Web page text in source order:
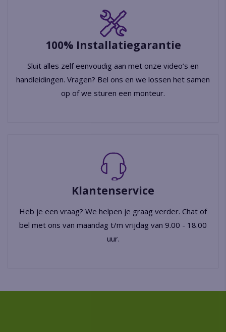
100% Installatiegarantie
Sluit alles zelf eenvoudig aan met onze video’s en
handleidingen. Vragen? Bel ons en we lossen het samen
op of we sturen een monteur.
Klantenservice
Heb je een vraag? We helpen je graag verder. Chat of
bel met ons van maandag t/m vrijdag van 9.00 - 18.00
uur.